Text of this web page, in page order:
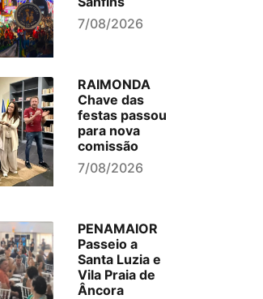
7/08/2026
RAIMONDA
Chave das
festas passou
para nova
comissão
7/08/2026
PENAMAIOR
Passeio a
Santa Luzia e
Vila Praia de
Âncora